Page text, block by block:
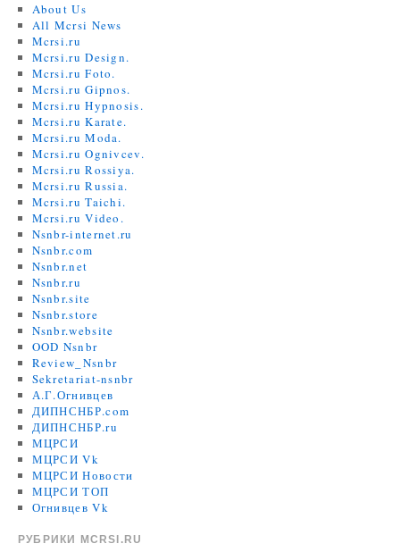
About Us
All Mcrsi News
Mcrsi.ru
Mcrsi.ru Design.
Mcrsi.ru Foto.
Mcrsi.ru Gipnos.
Mcrsi.ru Hypnosis.
Mcrsi.ru Karate.
Mcrsi.ru Moda.
Mcrsi.ru Ognivcev.
Mcrsi.ru Rossiya.
Mcrsi.ru Russia.
Mcrsi.ru Taichi.
Mcrsi.ru Video.
Nsnbr-internet.ru
Nsnbr.com
Nsnbr.net
Nsnbr.ru
Nsnbr.site
Nsnbr.store
Nsnbr.website
OOD Nsnbr
Review_Nsnbr
Sekretariat-nsnbr
А.Г.Огнивцев
ДИПНСНБР.com
ДИПНСНБР.ru
МЦРСИ
МЦРСИ Vk
МЦРСИ Новости
МЦРСИ ТОП
Огнивцев Vk
РУБРИКИ MCRSI.RU